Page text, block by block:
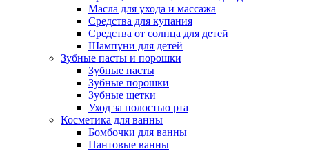
Масла для ухода и массажа
Средства для купания
Средства от солнца для детей
Шампуни для детей
Зубные пасты и порошки
Зубные пасты
Зубные порошки
Зубные щетки
Уход за полостью рта
Косметика для ванны
Бомбочки для ванны
Пантовые ванны